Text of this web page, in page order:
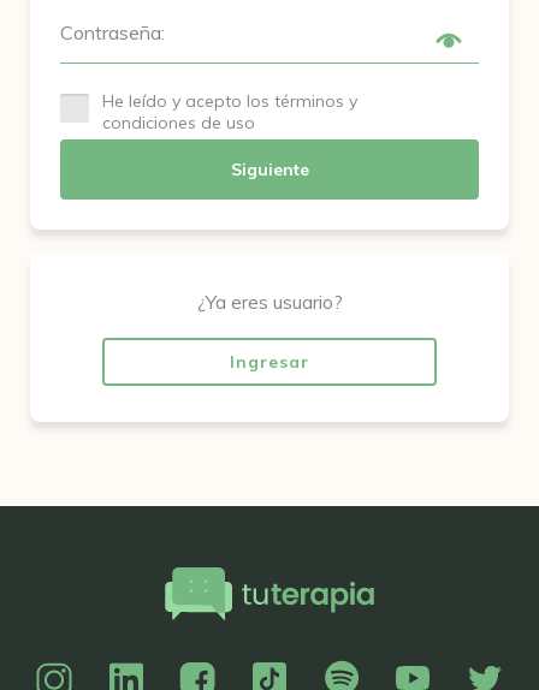
Contraseña:
He leído y acepto los términos y
condiciones de uso
Siguiente
¿Ya eres usuario?
Ingresar